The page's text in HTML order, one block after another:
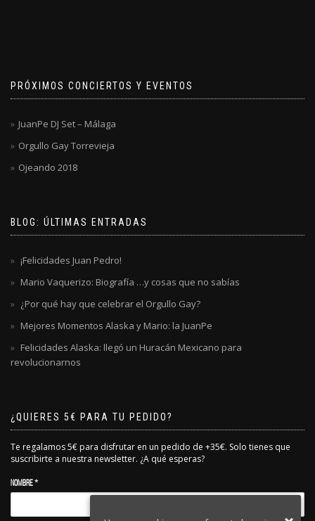
PRÓXIMOS CONCIERTOS Y EVENTOS
JuanPe DJ Set – Málaga
Orgullo Gay Torrevieja
Ojeando 2018
BLOG: ÚLTIMAS ENTRADAS
¡Felicidades Juan Pedro!
Mario Vaquerizo: Biografía …y cosas que no sabías
¿Por qué hay que celebrar el Orgullo Gay?
Mejores Momentos Alaska y Mario: la JuanPe
Felicidades Alaska: llegó un Huracán Mexicano para
revolucionarnos
¿QUIERES 5€ PARA TU PEDIDO?
Te regalamos 5€ para disfrutar en un pedido de +35€. Solo tienes que
suscribirte a nuestra newsletter. ¿A qué esperas?
Nombre *